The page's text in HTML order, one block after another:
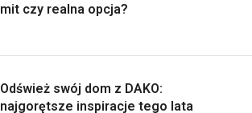
mit czy realna opcja?
Odśwież swój dom z DAKO:
najgorętsze inspiracje tego lata